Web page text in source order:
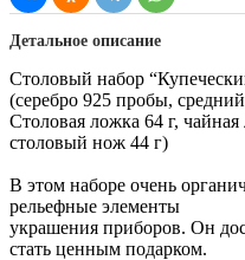
Детальное описание
Столовый набор
(серебро 925 пробы,
Столовая ложка 64 г, чайная
столовый нож 44 г)
В этом наборе очень
рельефные элементы
украшения приборов. Он
стать ценным подарком.